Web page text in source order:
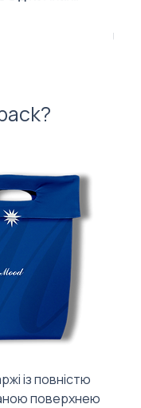
Price
UAH
із повністю
поверхнею